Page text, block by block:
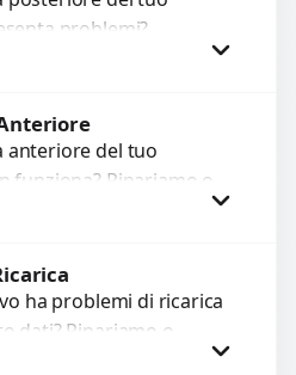
problemi?
risolvere guasti come
Procedi
anteriore del tuo
funziona? Ripariamo o
guaste con
Procedi
ha problemi di ricarica
dati? Ripariamo o
di ricarica guasti,